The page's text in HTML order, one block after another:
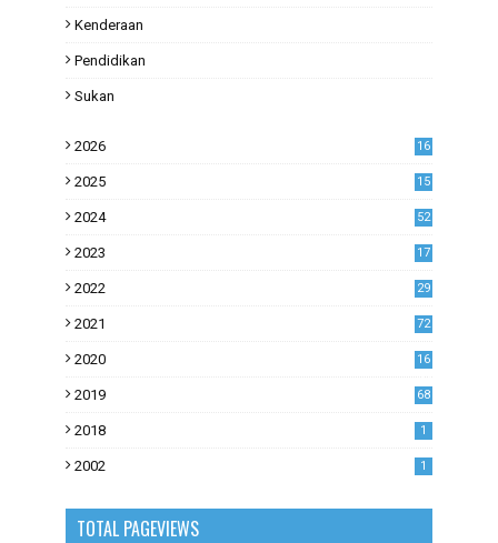
Kenderaan
Pendidikan
Sukan
2026 16
2025 15
2024 52
2023
17
2022
29
2021
72
2020
16
2019
68
2018 1
2002 1
TOTAL PAGEVIEWS